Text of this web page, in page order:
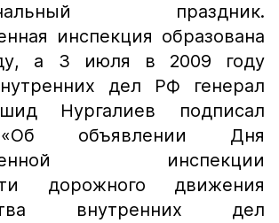
праздник.
инспекция образована
а 3 июля в 2009 году
дел РФ генерал
Нургалиев подписал
объявлении Дня
инспекции
дорожного движения
внутренних дел